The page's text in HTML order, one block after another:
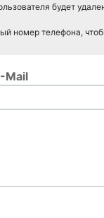
будет
номер телефона,
Mail